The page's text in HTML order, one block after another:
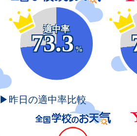
適中率
73.3
%
▶昨日の適中率比較